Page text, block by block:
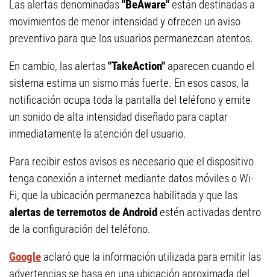
Las alertas denominadas"BeAware"están destinadas a
movimientos de menor intensidad y ofrecen un aviso
preventivo para que los usuarios permanezcan atentos.
En cambio, las alertas"TakeAction" aparecen cuando el
sistema estima un sismo más fuerte. En esos casos, la
notificación ocupa toda la pantalla del teléfono y emite
un sonido de alta intensidad diseñado para captar
inmediatamente la atención del usuario.
Para recibir estos avisos es necesario que el dispositivo
tenga conexión a internet mediante datos móviles o Wi-
Fi, que la ubicación permanezca habilitada y que las
alertas de terremotos de Androidestén activadas dentro
de la configuración del teléfono.
Google aclaró que la información utilizada para emitir las
advertencias se basa en una ubicación aproximada del